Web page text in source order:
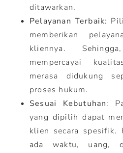
ditawarkan.
Pelayanan Terbaik:
memberikan
kliennya.
mempercayai
merasa didukung
proses hukum.
Sesuai Kebutuhan:
yang dipilih dapat
klien secara
ada waktu, uang,